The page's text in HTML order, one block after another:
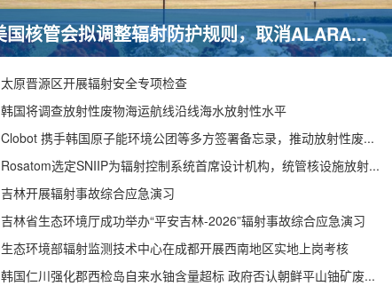
美国核管会拟调整辐射防护规则，取消ALARA要求引发安全争议
太原晋源区开展辐射安全专项检查
韩国将调查放射性废物海运航线沿线海水放射性水平
Clobot 携手韩国原子能环境公团等多方签署备忘录，推动放射性废物安全管理多机型机器人示范
Rosatom选定SNIIP为辐射控制系统首席设计机构，统管核设施放射仪表标准化与进口替代保障
吉林开展辐射事故综合应急演习
吉林省生态环境厅成功举办“平安吉林-2026”辐射事故综合应急演习
生态环境部辐射监测技术中心在成都开展西南地区实地上岗考核
韩国仁川强化郡西检岛自来水铀含量超标 政府否认朝鲜平山铀矿废水影响